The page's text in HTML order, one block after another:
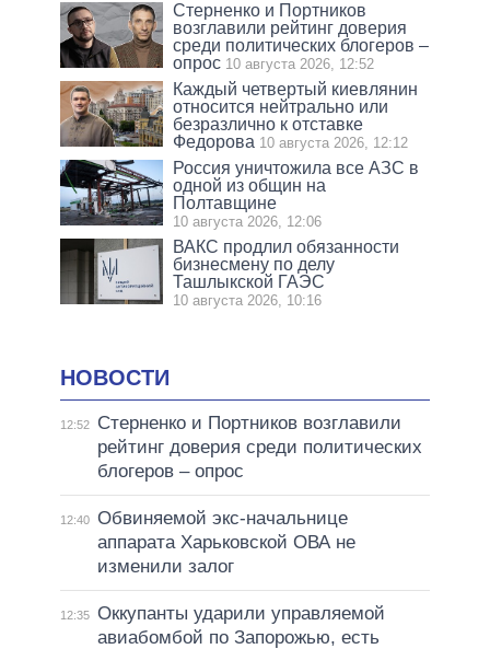
Стерненко и Портников
возглавили рейтинг доверия
среди политических блогеров –
опрос 10 августа 2026, 12:52
Каждый четвертый киевлянин
относится нейтрально или
безразлично к отставке
Федорова 10 августа 2026, 12:12
Россия уничтожила все АЗС в
одной из общин на
Полтавщине
10 августа 2026, 12:06
ВАКС продлил обязанности
бизнесмену по делу
Ташлыкской ГАЭС
10 августа 2026, 10:16
НОВОСТИ
12:52
Стерненко и Портников возглавили
рейтинг доверия среди политических
блогеров – опрос
12:40 Обвиняемой экс-начальнице
аппарата Харьковской ОВА не
изменили залог
12:35 Оккупанты ударили управляемой
авиабомбой по Запорожью, есть